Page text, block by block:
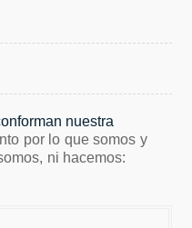
nuestra
por lo que somos y
ni hacemos: